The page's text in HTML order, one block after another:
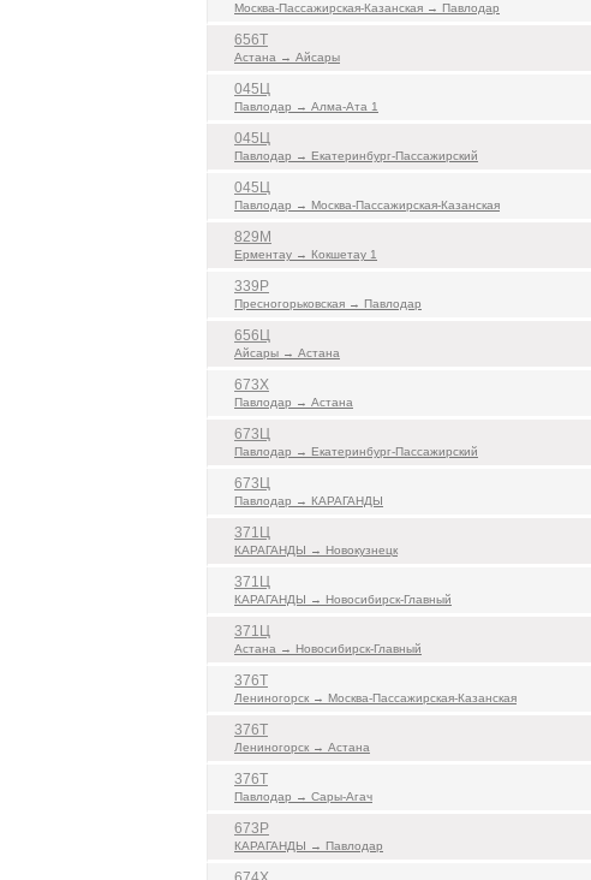
Москва-Пассажирская-Казанская → Павлодар
656Т
Астана → Айсары
045Ц
Павлодар → Алма-Ата 1
045Ц
Павлодар → Екатеринбург-Пассажирский
045Ц
Павлодар → Москва-Пассажирская-Казанская
829М
Ерментау → Кокшетау 1
339Р
Пресногорьковская → Павлодар
656Ц
Айсары → Астана
673Х
Павлодар → Астана
673Ц
Павлодар → Екатеринбург-Пассажирский
673Ц
Павлодар → КАРАГАНДЫ
371Ц
КАРАГАНДЫ → Новокузнецк
371Ц
КАРАГАНДЫ → Новосибирск-Главный
371Ц
Астана → Новосибирск-Главный
376Т
Лениногорск → Москва-Пассажирская-Казанская
376Т
Лениногорск → Астана
376Т
Павлодар → Сары-Агач
673Р
КАРАГАНДЫ → Павлодар